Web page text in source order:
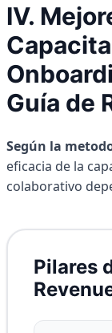
IV.
Guía de
Según la
eficacia de la
colaborativo
Pilares